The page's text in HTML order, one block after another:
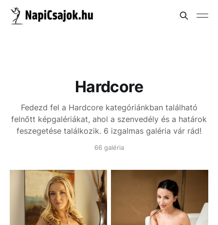
Hardcore
Fedezd fel a Hardcore kategóriánkban található
felnőtt képgalériákat, ahol a szenvedély és a határok
feszegetése találkozik. 6 izgalmas galéria vár rád!
66 galéria